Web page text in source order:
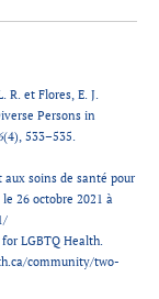
R. et Flores, E. J.
Persons in
(4), 533–535.
aux soins de santé pour
26 octobre 2021 à
LGBTQ Health.
community/two-